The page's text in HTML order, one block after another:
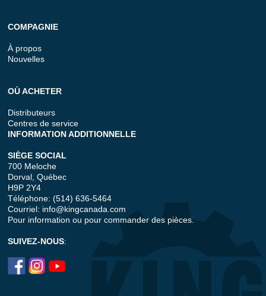
COMPAGNIE
À propos
Nouvelles
OÙ ACHETER
Distributeurs
Centres de service
INFORMATION ADDITIONNELLE
SIÈGE SOCIAL
700 Meloche
Dorval, Québec
H9P 2Y4
Téléphone: (514) 636-5464
Courriel: info@kingcanada.com
Pour information ou pour commander des pièces.
SUIVEZ-NOUS: